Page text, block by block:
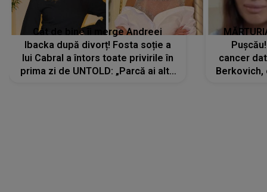
Cât de bine îi merge Andreei
Ibacka după divorț! Fosta soție a
lui Cabral a întors toate privirile în
prima zi de UNTOLD: „Parcă ai altă
cancer